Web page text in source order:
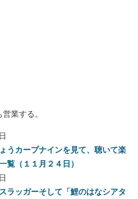
業する。
うカープナインを見て、聴いて楽
覧（１１月２４日）
ラッガーそして「鯉のはなシアタ